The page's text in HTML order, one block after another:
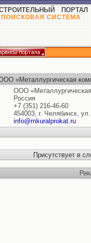
ПОРТАЛ
СИСТЕМА
«Металлургическая
ООО
Россия
+7 (351) 216-46-60
454003, г. Челябинск,
info@mkuralprokat.ru
Присутствует в